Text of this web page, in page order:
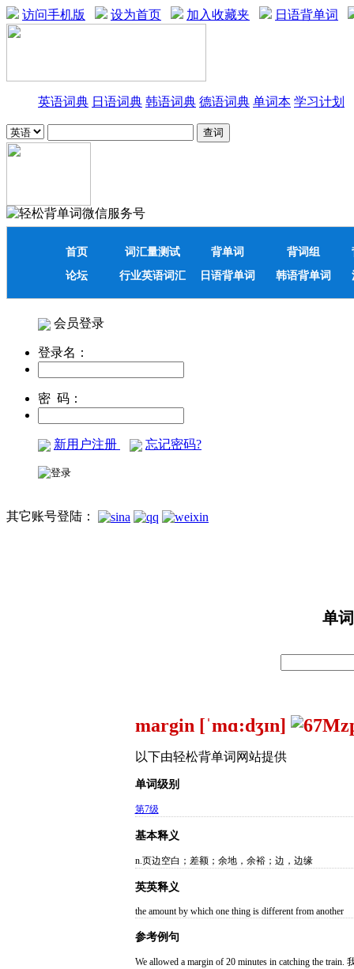
访问手机版 设为首页 加入收藏夹 日语背单词
英语词典 日语词典 韩语词典 德语词典 单词本 学习计划
首页 词汇量测试 背单词 背词组
论坛
行业英语词汇 日语背单词 韩语背单词
会员登录
登录名：
密 码：
新用户注册 忘记密码?
其它账号登陆：
单
margin [ˈmɑ:dʒɪn]
以下由轻松背单词网站提供
单词级别
第7级
基本释义
n.页边空白；差额；余地，余裕；边，边缘
英英释义
the amount by which one thing is different from another
参考例句
We allowed a margin of 20 minutes in catching the